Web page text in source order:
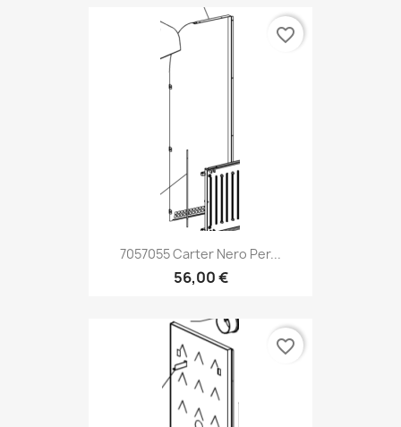
7057055 Carter Nero Per...
56,00 €
favorite_border
favorite_border